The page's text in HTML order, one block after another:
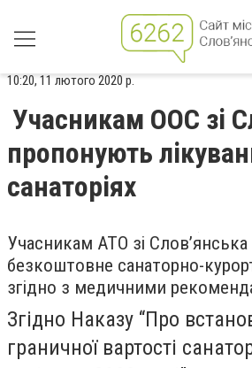
10:20, 11 лютого 2020 р.
Учасникам ООС зі
пропонують
санаторіях
Учасникам АТО зі
безкоштовне санаторно-
згідно з медичними
Згідно Наказу “Про
граничної вартості